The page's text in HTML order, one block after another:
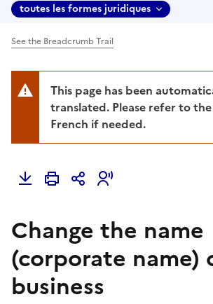
toutes les formes juridiques
See the Breadcrumb Trail
This page has been automatically
translated. Please refer to
French if needed.
Change the name
(corporate name)
business